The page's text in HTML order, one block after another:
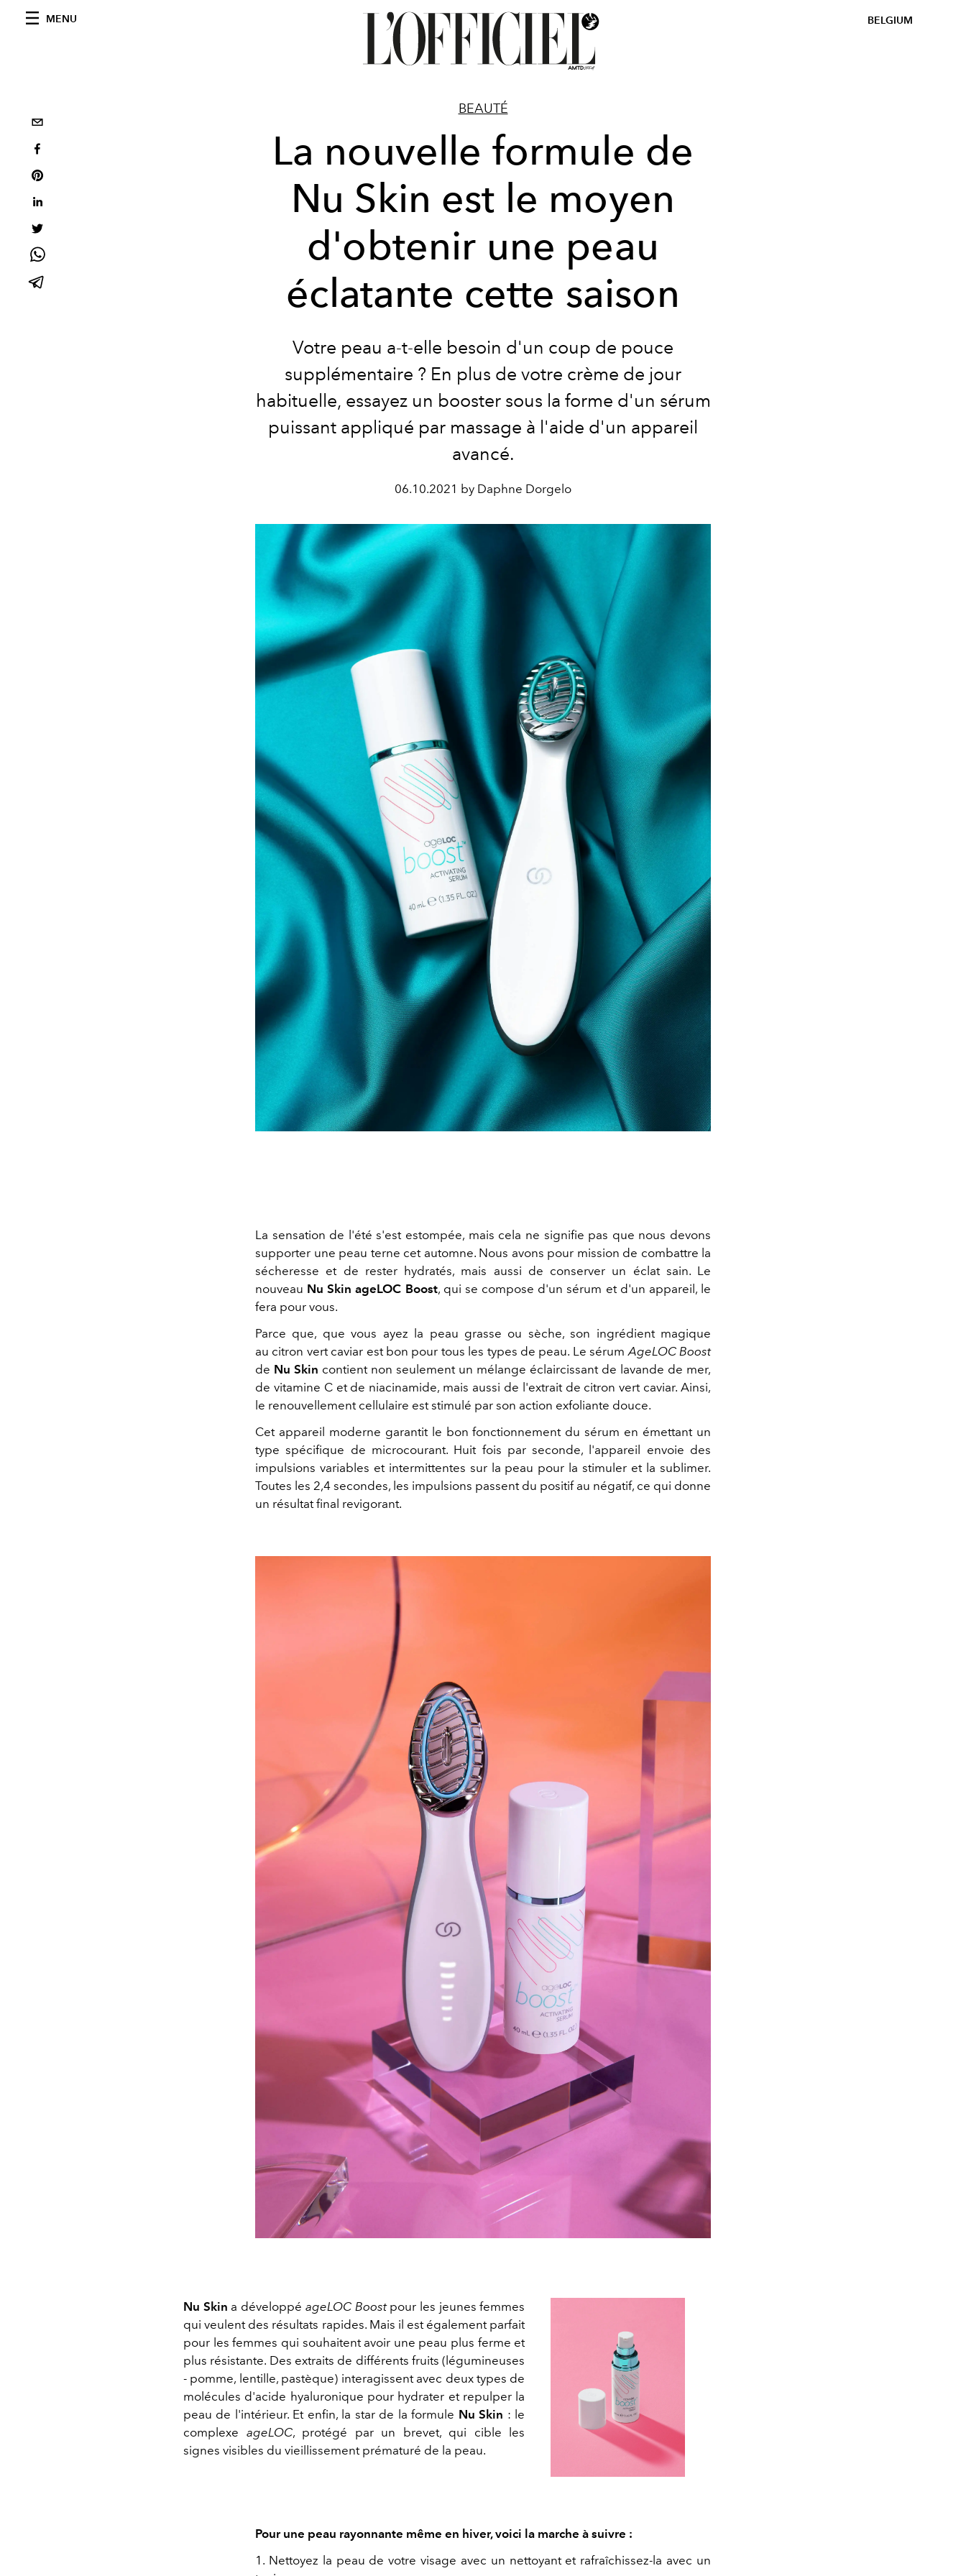
MENU BELGIUM
BEAUTÉ
La nouvelle formule de
Nu Skin est le moyen
d'obtenir une peau
éclatante cette saison
Votre peau a-t-elle besoin d'un coup de pouce
supplémentaire ? En plus de votre crème de jour
habituelle, essayez un booster sous la forme d'un sérum
puissant appliqué par massage à l'aide d'un appareil
avancé.
06.10.2021 by Daphne Dorgelo
La sensation de l'été s'est estompée, mais cela ne signifie pas que nous devons
supporter une peau terne cet automne. Nous avons pour mission de combattre la
sécheresse et de rester hydratés, mais aussi de conserver un éclat sain. Le
nouveau Nu Skin ageLOC Boost, qui se compose d'un sérum et d'un appareil, le
fera pour vous.
Parce que, que vous ayez la peau grasse ou sèche, son ingrédient magique
au citron vert caviar est bon pour tous les types de peau. Le sérumAgeLOC Boost
de Nu Skin contient non seulement un mélange éclaircissant de lavande de mer,
de vitamine C et de niacinamide, mais aussi de l'extrait de citron vert caviar. Ainsi,
le renouvellement cellulaire est stimulé par son action exfoliante douce.
Cet appareil moderne garantit le bon fonctionnement du sérum en émettant un
type spécifique de microcourant. Huit fois par seconde, l'appareil envoie des
impulsions variables et intermittentes sur la peau pour la stimuler et la sublimer.
Toutes les 2,4 secondes, les impulsions passent du positif au négatif, ce qui donne
un résultat final revigorant.
Nu Skin a développé ageLOC Boostpour les jeunes femmes
qui veulent des résultats rapides. Mais il est également parfait
pour les femmes qui souhaitent avoir une peau plus ferme et
plus résistante. Des extraits de différents fruits (légumineuses
- pomme, lentille, pastèque) interagissent avec deux types de
molécules d'acide hyaluronique pour hydrater et repulper la
peau de l'intérieur. Et enfin, la star de la formule Nu Skin : le
complexe ageLOC, protégé par un brevet, qui cible les
signes visibles du vieillissement prématuré de la peau.
Pour une peau rayonnante même en hiver, voici la marche à suivre :
1. Nettoyez la peau de votre visage avec un nettoyant et rafraîchissez-la avec un